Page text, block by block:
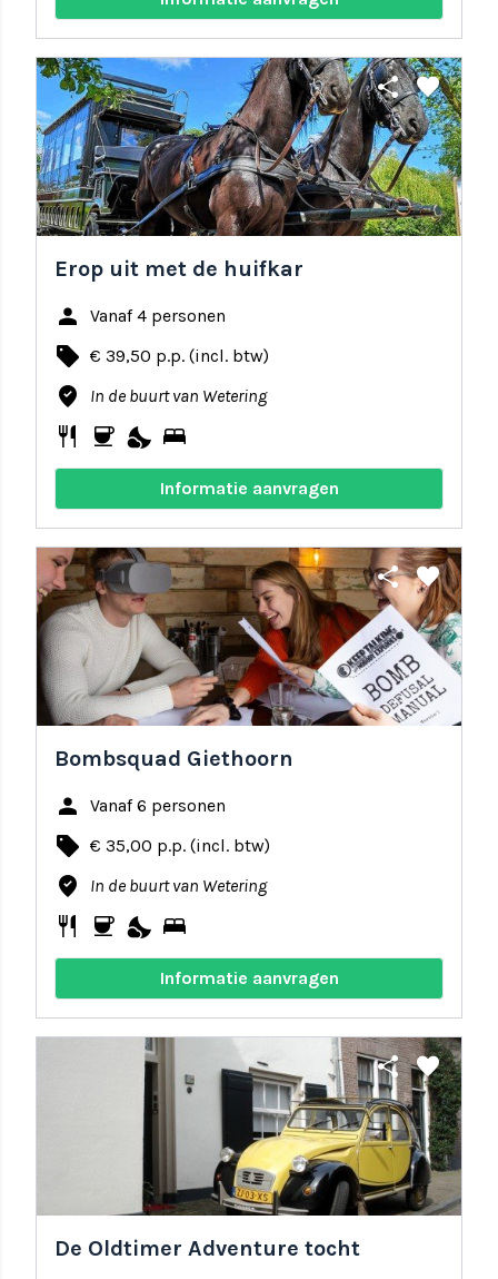
share favorite
Erop uit met de huifkar
person Vanaf 4 personen
local_offer € 39,50 p.p. (incl. btw)
where_to_vote In de buurt van Wetering
restaurant coffee nights_stay bed
Informatie aanvragen
share favorite
Bombsquad Giethoorn
person Vanaf 6 personen
local_offer € 35,00 p.p. (incl. btw)
where_to_vote In de buurt van Wetering
restaurant coffee nights_stay bed
Informatie aanvragen
share favorite
De Oldtimer Adventure tocht